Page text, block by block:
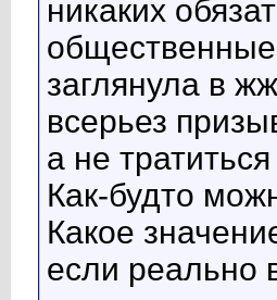
никаких
общественные
заглянула в
всерьез
а не
Как-будто
Какое
если реально